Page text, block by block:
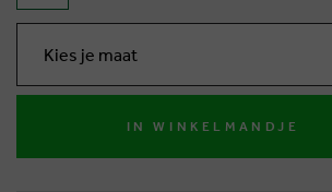
Kies je maat
IN WINKELMANDJE